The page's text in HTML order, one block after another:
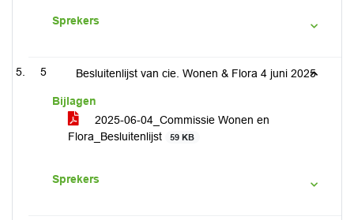
Sprekers
5 Besluitenlijst van cie. Wonen & Flora 4 juni 2025
Bijlagen
2025-06-04_Commissie Wonen en
Flora_Besluitenlijst
59 KB
Sprekers